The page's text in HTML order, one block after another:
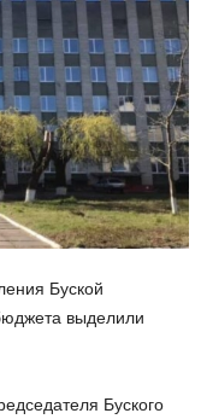
Буской
выделили
Буского